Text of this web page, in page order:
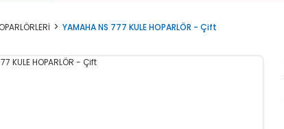
YAMAHA NS 777 KULE HOPARLÖR - Çift